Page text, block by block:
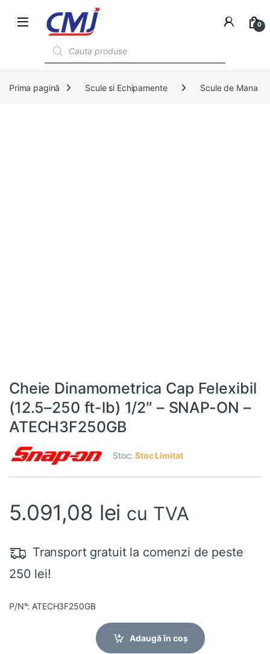
0
Prima pagină Scule si Echipamente Scule de Mana
Cheie Dinamometrica Cap Felexibil
(12.5–250 ft-lb) 1/2″ – SNAP-ON –
ATECH3F250GB
Stoc:Stoc Limitat
5.091,08 lei cu TVA
Transport gratuit la comenzi de peste
250 lei!
P/N°: ATECH3F250GB
Adaugă în coș